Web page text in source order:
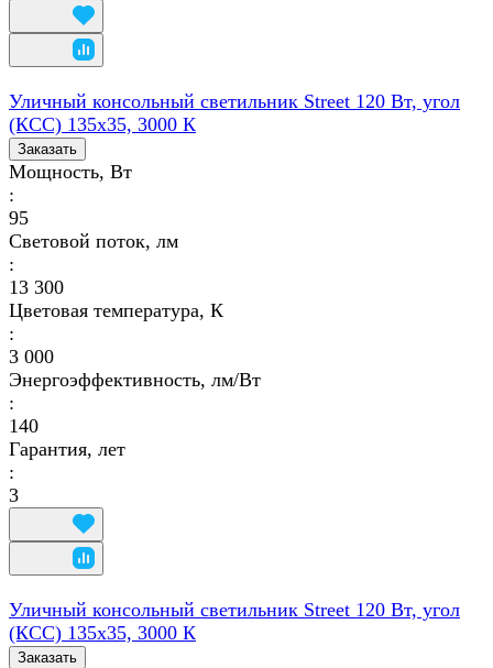
Уличный консольный светильник Street 120 Вт, угол
(КСС) 135х35, 3000 К
Заказать
Мощность, Вт
:
95
Световой поток, лм
:
13 300
Цветовая температура, К
:
3 000
Энергоэффективность, лм/Вт
:
140
Гарантия, лет
:
3
Уличный консольный светильник Street 120 Вт, угол
(КСС) 135х35, 3000 К
Заказать